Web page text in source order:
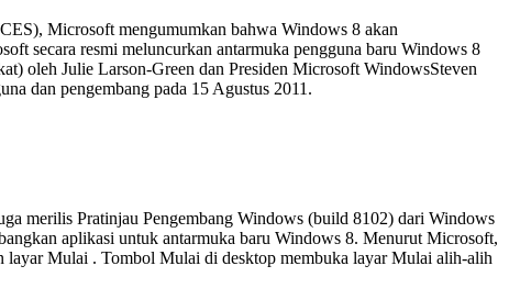
Microsoft mengumumkan bahwa Windows 8 akan
secara resmi meluncurkan antarmuka pengguna baru Windows 8
oleh Julie Larson-Green dan Presiden Microsoft WindowsSteven
dan pengembang pada 15 Agustus 2011.
merilis Pratinjau Pengembang Windows (build 8102) dari Windows
aplikasi untuk antarmuka baru Windows 8. Menurut Microsoft,
layar Mulai . Tombol Mulai di desktop membuka layar Mulai alih-alih